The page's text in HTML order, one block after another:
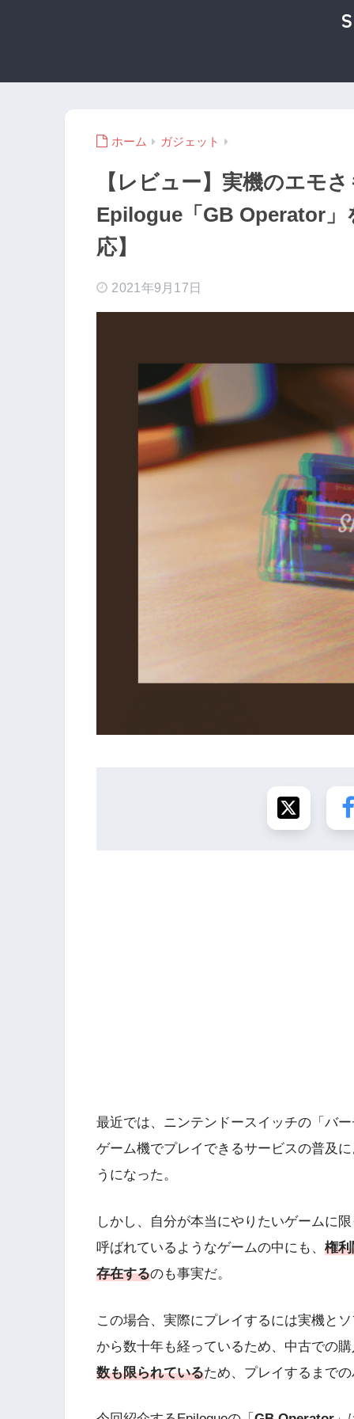
ホーム ガジェット
【レビュー】実機のエモ
Epilogue「GB Operator」
応】
2021年9月17日
最近では、ニンテンドースイッチの「バ
ゲーム機でプレイできるサービスの普及
うになった。
しかし、自分が本当にやりたいゲームに
呼ばれているようなゲームの中にも、 権
存在するのも事実だ。
この場合、実際にプレイするには実機と
から数十年も経っているため、中古での
数も限られているため、プレイするまで